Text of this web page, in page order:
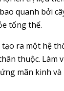
quanh bởi
tổng thể.
ra một hệ
thuộc. Làm
mãn kinh và